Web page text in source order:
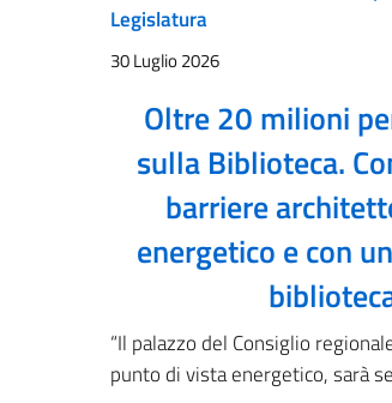
Legislatura
30 Luglio 2026
Oltre 20 milioni
sulla Biblioteca.
barriere
energetico e con
“Il palazzo del Consiglio
punto di vista energetico, sarà